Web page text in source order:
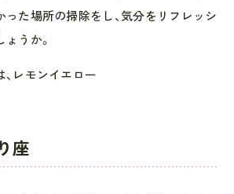
た場所の掃除をし、気分をリフレッシ
うか。
レモンイエロー
座